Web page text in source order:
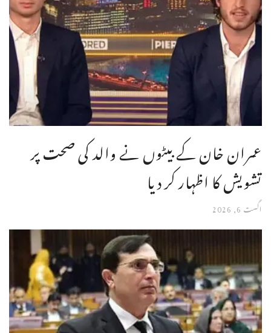
عمران خان کے بیٹوں نے والد کی صحت پر
تشویش کا اظہار کر دیا
اگست 6, 2026